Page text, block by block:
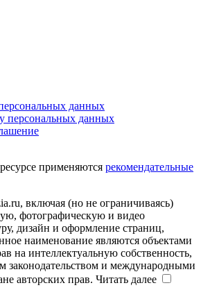
данных
персональных данных
применяются рекомендательные
включая (но не ограничиваясь)
фотографическую и видео
дизайн и оформление страниц,
наименование являются объектами
на интеллектуальную собственность,
законодательством и международными
авторских прав. Читать далее